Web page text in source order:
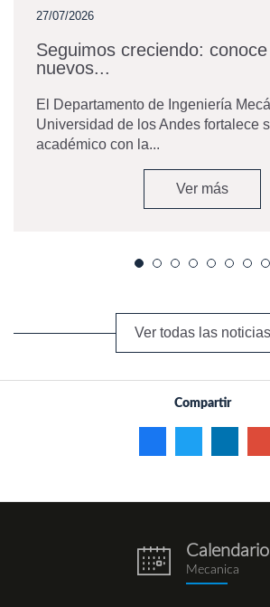
27/07/2026
Seguimos creciendo:
nuevos...
El Departamento de Ingeniería
Universidad de los Andes fortalece
académico con la...
Ver más
Ver todas las noticias
Compartir
eventos.png
Calendario
Mecanica